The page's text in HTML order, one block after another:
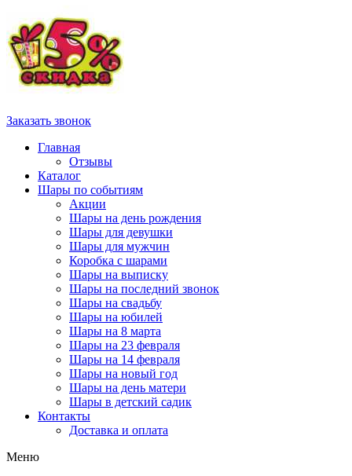
Заказать звонок
Главная
Отзывы
Каталог
Шары по событиям
Акции
Шары на день рождения
Шары для девушки
Шары для мужчин
Коробка с шарами
Шары на выписку
Шары на последний звонок
Шары на свадьбу
Шары на юбилей
Шары на 8 марта
Шары на 23 февраля
Шары на 14 февраля
Шары на новый год
Шары на день матери
Шары в детский садик
Контакты
Доставка и оплата
Меню